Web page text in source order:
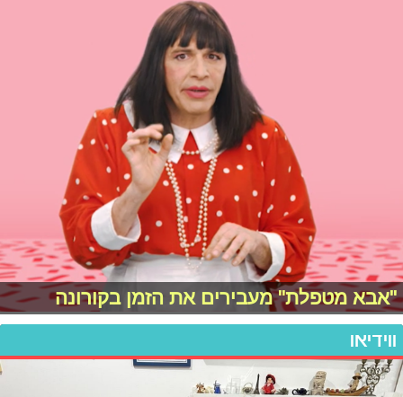
"אבא מטפלת" מעבירים את הזמן בקורונה
ווידיאו